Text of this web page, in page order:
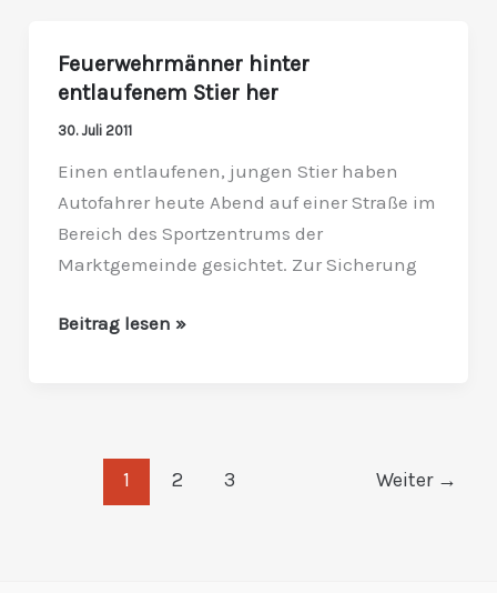
Feuerwehrmänner hinter
entlaufenem Stier her
30. Juli 2011
Einen entlaufenen, jungen Stier haben
Autofahrer heute Abend auf einer Straße im
Bereich des Sportzentrums der
Marktgemeinde gesichtet. Zur Sicherung
Feuerwehrmänner
hinter
entlaufenem
Beitrag lesen »
1 2 3 Weiter →